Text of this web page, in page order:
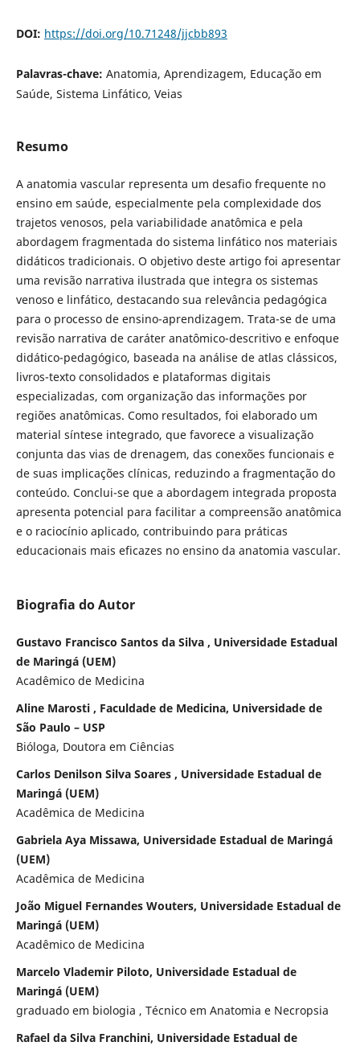
DOI: https://doi.org/10.71248/jjcbb893
Palavras-chave: Anatomia, Aprendizagem, Educação em
Saúde, Sistema Linfático, Veias
Resumo
A anatomia vascular representa um desafio frequente no
ensino em saúde, especialmente pela complexidade dos
trajetos venosos, pela variabilidade anatômica e pela
abordagem fragmentada do sistema linfático nos materiais
didáticos tradicionais. O objetivo deste artigo foi apresentar
uma revisão narrativa ilustrada que integra os sistemas
venoso e linfático, destacando sua relevância pedagógica
para o processo de ensino-aprendizagem. Trata-se de uma
revisão narrativa de caráter anatômico-descritivo e enfoque
didático-pedagógico, baseada na análise de atlas clássicos,
livros-texto consolidados e plataformas digitais
especializadas, com organização das informações por
regiões anatômicas. Como resultados, foi elaborado um
material síntese integrado, que favorece a visualização
conjunta das vias de drenagem, das conexões funcionais e
de suas implicações clínicas, reduzindo a fragmentação do
conteúdo. Conclui-se que a abordagem integrada proposta
apresenta potencial para facilitar a compreensão anatômica
e o raciocínio aplicado, contribuindo para práticas
educacionais mais eficazes no ensino da anatomia vascular.
Biografia do Autor
Gustavo Francisco Santos da Silva , Universidade Estadual
de Maringá (UEM)
Acadêmico de Medicina
Aline Marosti , Faculdade de Medicina, Universidade de
São Paulo – USP
Bióloga, Doutora em Ciências
Carlos Denilson Silva Soares , Universidade Estadual de
Maringá (UEM)
Acadêmica de Medicina
Gabriela Aya Missawa, Universidade Estadual de Maringá
(UEM)
Acadêmica de Medicina
João Miguel Fernandes Wouters, Universidade Estadual de
Maringá (UEM)
Acadêmico de Medicina
Marcelo Vlademir Piloto, Universidade Estadual de
Maringá (UEM)
graduado em biologia , Técnico em Anatomia e Necropsia
Rafael da Silva Franchini, Universidade Estadual de